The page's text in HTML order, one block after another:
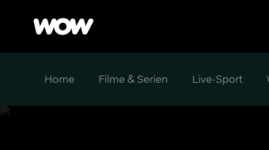
Home Filme & Serien Live-Sport